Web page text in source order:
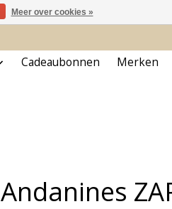
Cadeaubonnen Merken
Andanines
Meer over cookies »